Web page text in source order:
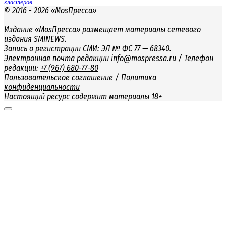
кластеров
© 2016 - 2026 «MosПресса»
Издание «MosПресса» размещает материалы сетевого
издания SMINEWS.
Запись о регистрации СМИ: ЭЛ № ФС 77 — 68340.
Электронная почта редакции info@mospressa.ru / Телефон
редакции: +7 (967) 680-77-80
Пользовательское соглашение / Политика
конфиденциальности
Настоящий ресурс содержит материалы 18+